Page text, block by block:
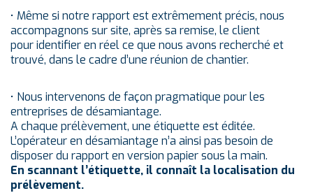
• Même si notre rapport est extrêmement précis, nous
accompagnons sur site, après sa remise, le client
pour identifier en réel ce que nous avons recherché et
trouvé, dans le cadre d’une réunion de chantier.
• Nous intervenons de façon pragmatique pour les
entreprises de désamiantage.
A chaque prélèvement, une étiquette est éditée.
L’opérateur en désamiantage n’a ainsi pas besoin de
disposer du rapport en version papier sous la main.
En scannant l’étiquette, il connaît la localisation du
prélèvement.